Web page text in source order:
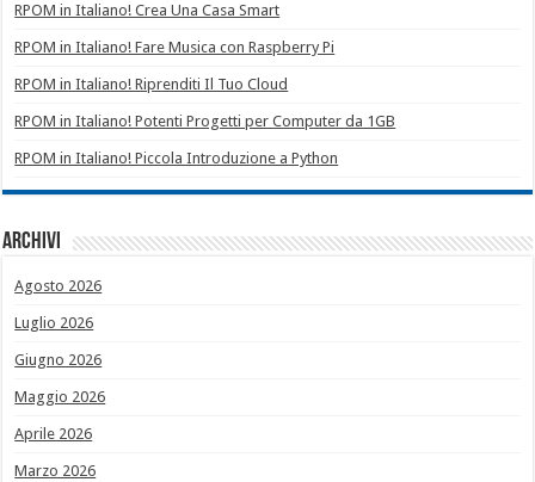
RPOM in Italiano! Crea Una Casa Smart
RPOM in Italiano! Fare Musica con Raspberry Pi
RPOM in Italiano! Riprenditi Il Tuo Cloud
RPOM in Italiano! Potenti Progetti per Computer da 1GB
RPOM in Italiano! Piccola Introduzione a Python
Archivi
Agosto 2026
Luglio 2026
Giugno 2026
Maggio 2026
Aprile 2026
Marzo 2026